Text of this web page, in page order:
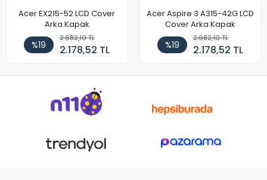
Acer EX215-52 LCD Cover
Arka Kapak
%19
2.682,10 TL
2.178,52 TL
Acer Aspire 3 A315-42G LCD
Cover Arka Kapak
%19
2.682,10 TL
2.178,52 TL